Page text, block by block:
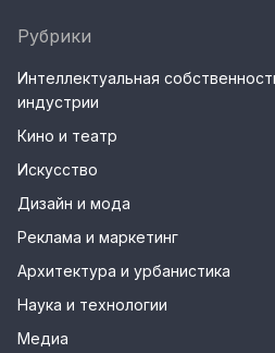
Рубрики
Интеллектуальная
индустрии
Кино и театр
Искусство
Дизайн и мода
Реклама и маркетинг
Архитектура и урбанистика
Наука и технологии
Медиа